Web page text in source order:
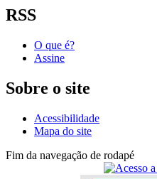
RSS
O que é?
Assine
Sobre o site
Acessibilidade
Mapa do site
Fim da navegação de rodapé